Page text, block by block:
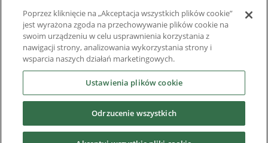
Rozwiązania systemowe
Superseded Products
Usługi
Poprzez kliknięcie na „Akceptacja wszystkich plików cookie”
jest wyrażona zgoda na przechowywanie plików cookie na
swoim urządzeniu w celu usprawnienia korzystania z
nawigacji strony, analizowania wykorzystania strony i
wsparcia naszych działań marketingowych.
Ustawienia plików cookie
Odrzucenie wszystkich